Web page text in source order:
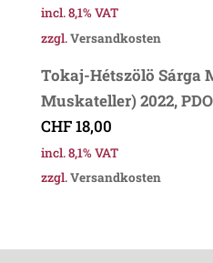
incl. 8,1% VAT
zzgl.Versandkosten
Tokaj-Hétszölö Sárga
Muskateller) 2022,
CHF18,00
incl. 8,1% VAT
zzgl.Versandkosten